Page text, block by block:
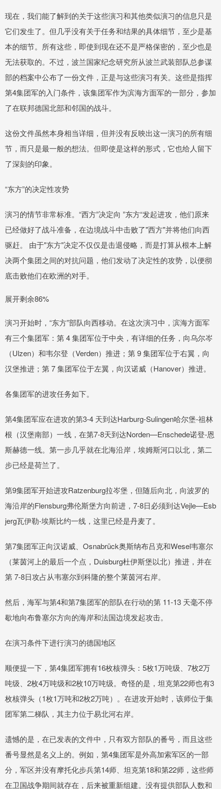
现在，我们能了解到的关于这些演习和其他类似演习的信息只是
它们发生了。但几乎没有关于任务和结果的具体细节，至少是基
本的细节。所有这些，即使到现在还不是严格保密的，至少也是
无法获取的。不过，波兰国家纪念研究所从波兰武装部队总参谋
部的档案中公布了一份文件，正是与这些演习有关。这些是指挥
第4集团军的入门条件，该集团军作为滨海方面军的一部分，参加
了在联邦德国北部和邻国的战斗。
这份文件虽然本身相当详细，但并没有反映出这一演习的所有细
节，而只是最一般的想法。但即使是这样的形式，它也给人留下
了深刻的印象。
“东方”的决定性攻势
演习的情节非常标准。“西方”决定向 ”东方“发起进攻，他们原来
已经做好了战斗准备，在边境战斗中击败了"西方"并将他们向西
驱赶。 由于"东方"决定不仅仅是击退侵略，而是打算从根本上解
决两个集团之间的对抗问题，他们发动了决定性的攻势，以便彻
底击败他们在欧洲的对手。
展开剩余86%
演习开始时，“东方”部队向西移动。在这次演习中，滨海方面军
有三个集团军：第 4 集团军位于中央，有详细的任务，向乌尔岑
（Ulzen）和韦尔登（Verden）推进；第 9 集团军位于右翼，向
汉堡推进；第 7 集团军位于左翼，向汉诺威（Hanover）推进。
各集团军的进攻任务如下。
第4集团军应在进攻的第3-4 天到达Harburg-Sulingen哈尔堡-祖林
根（汉堡南部）一线，在第7-8天到达Norden—Enschede诺登-恩
斯赫德一线。第一步几乎就在北海沿岸，埃姆斯河口以北，第二
步已经是荷兰了。
第9集团军开始进攻Ratzenburg拉岑堡，但随后向北，向波罗的
海沿岸的Flensburg弗伦斯堡方向前进，7-8日必须到达Vejle—Esb
jerg瓦伊勒-埃斯比约一线，这里已经是丹麦了。
第7集团军正向汉诺威、Osnabrück奥斯纳布吕克和Wesel韦塞尔
（莱茵河上的最后一个点，Duisburg杜伊斯堡以北）推进，并在
第 7-8日攻占从韦塞尔到科隆的整个莱茵河右岸。
然后，海军与第4和第7集团军的部队在行动的第 11-13 天毫不停
歇地向布鲁塞尔方向的海岸和法国边境发起攻击。
在演习条件下进行演习的德国地区
顺便提一下，第4集团军拥有16枚核弹头：5枚1万吨级、7枚2万
吨级、2枚4万吨级和2枚10万吨级。奇怪的是，坦克第22师也有3
枚核弹头（1枚1万吨和2枚2万吨）。在进攻开始时，该师位于集
团军第二梯队，其主力位于易北河右岸。
遗憾的是，在已发表的文件中，只有双方部队的番号，而且这些
番号显然是名义上的。例如，第4集团军是外高加索军区的一部
分，军区并没有摩托化步兵第14师、坦克第18和第22师，这些师
在卫国战争期间就存在，后来被重新组建。没有提供部队人数和